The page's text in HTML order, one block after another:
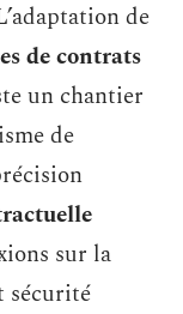
de
de contrats
un chantier
de
sur la
sécurité